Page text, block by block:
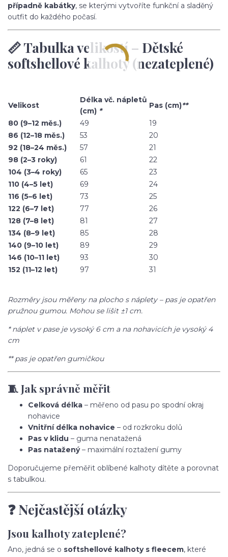
případně kabátky, se kterými vytvoříte funkční a sladěný
outfit do každého počasí.
📏 Tabulka velikostí – Dětské
softshellové kalhoty (nezateplené)
Velikost
Délka vč. nápletů
(cm) *
Pas (cm)**
80 (9–12 měs.)
49
19
86 (12–18 měs.)
53
20
92 (18–24 měs.)
57
21
98 (2–3 roky)
61
22
104 (3–4 roky)
65
23
110 (4–5 let)
69
24
116 (5–6 let)
73
25
122 (6–7 let)
77
26
128 (7–8 let)
81
27
134 (8–9 let)
85
28
140 (9–10 let)
89
29
146 (10–11 let)
93
30
152 (11–12 let)
97 31
Rozměry jsou měřeny na plocho s náplety – pas je opatřen
pružnou gumou. Mohou se lišit ±1 cm.
* náplet v pase je vysoký 6 cm a na nohavicích je vysoký 4
cm
** pas je opatřen gumičkou
🧵 Jak správně měřit
Celková délka – měřeno od pasu po spodní okraj
nohavice
Vnitřní délka nohavice – od rozkroku dolů
Pas v klidu – guma nenatažená
Pas natažený– maximální roztažení gumy
Doporučujeme přeměřit oblíbené kalhoty dítěte a porovnat
s tabulkou.
❓ Nejčastější otázky
Jsou kalhoty zateplené?
Ano, jedná se o softshellové kalhoty s fleecem, které